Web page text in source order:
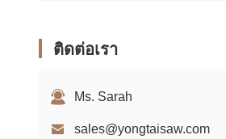
ติดต่อเรา
Ms. Sarah
sales@yongtaisaw.com